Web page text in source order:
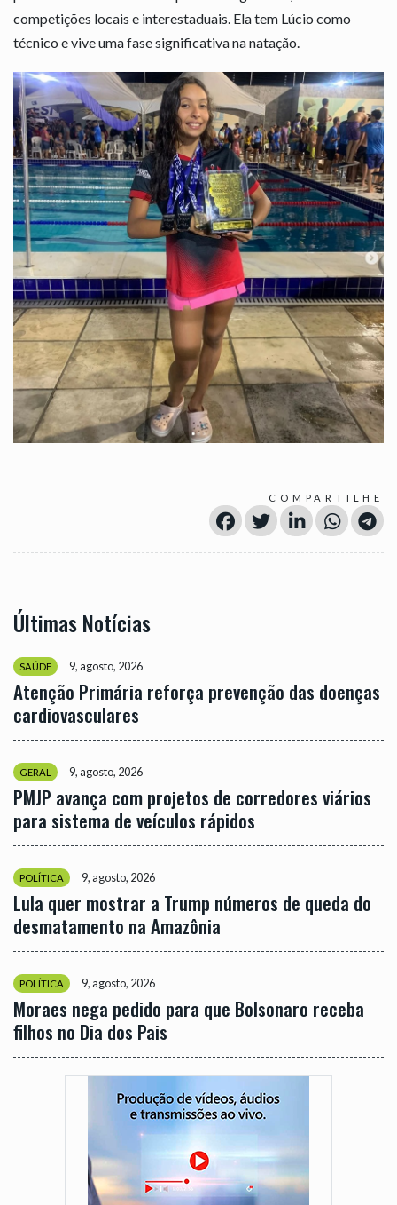
competições locais e interestaduais. Ela tem Lúcio como
técnico e vive uma fase significativa na natação.
COMPARTILHE
Últimas Notícias
SAÚDE 9, agosto, 2026
Atenção Primária reforça prevenção das doenças
cardiovasculares
GERAL 9, agosto, 2026
PMJP avança com projetos de corredores viários
para sistema de veículos rápidos
POLÍTICA 9, agosto, 2026
Lula quer mostrar a Trump números de queda do
desmatamento na Amazônia
POLÍTICA 9, agosto, 2026
Moraes nega pedido para que Bolsonaro receba
filhos no Dia dos Pais